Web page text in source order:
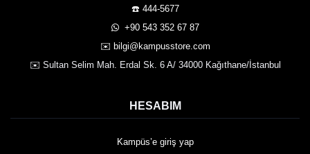
☎️ 444-5677
️ +90 543 352 67 87
✉️ bilgi@kampusstore.com
✉️ Sultan Selim Mah. Erdal Sk. 6 A/ 34000 Kağıthane/İstanbul
HESABIM
Kampüs’e giriş yap